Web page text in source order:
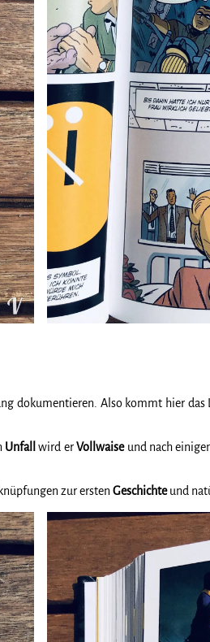
dokumentieren. Also kommt hier das
Unfall wird erVollwaiseund nach
zur ersten Geschichteund